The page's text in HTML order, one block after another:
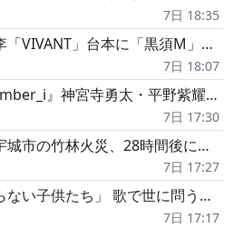
7日 18:35
に「黒須M」の文字「黒須とは別人?」「乃木とFみたいな感じかな?」と考察白熱
7日 18:07
寺勇太・平野紫耀・岸優太が“海外進出"の夢実現も、チケット価格が大幅変更!世界規模の高騰に不満噴出
7日 17:30
林火災、28時間後に鎮火 地震で断水、消火活動に影響
7日 17:27
供たち」 歌で世に問う平和 フォークグループ
7日 17:17